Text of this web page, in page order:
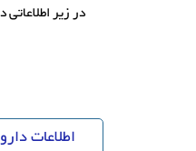
در زیر
اطلاعات